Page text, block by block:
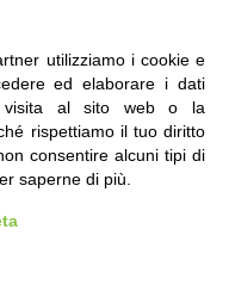
|
note legali
Economico
- C.F.80084650011
utilizziamo i cookie e
ed elaborare i dati
visita al sito web o la
rispettiamo il tuo diritto
consentire alcuni tipi di
saperne di più.